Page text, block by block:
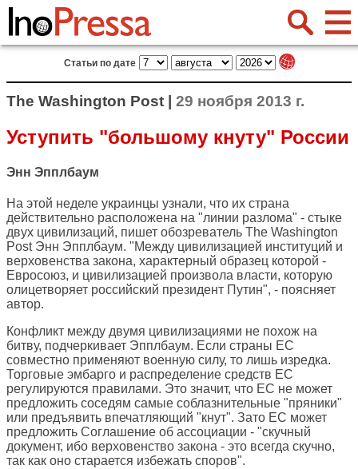
Статьи по дате
The Washington Post | 29 ноября 2013 г.
Уступить "большому кнуту" России
Энн Эпплбаум
На этой неделе украинцы узнали, что их страна
действительно расположена на "линии разлома" - стыке
двух цивилизаций, пишет обозреватель The Washington
PostЭнн Эпплбаум. "Между цивилизацией институций и
верховенства закона, характерный образец которой -
Евросоюз, и цивилизацией произвола власти, которую
олицетворяет российский президент Путин", - поясняет
автор.
Конфликт между двумя цивилизациями не похож на
битву, подчеркивает Эпплбаум. Если страны ЕС
совместно применяют военную силу, то лишь изредка.
Торговые эмбарго и распределение средств ЕС
регулируются правилами. Это значит, что ЕС не может
предложить соседям самые соблазнительные "пряники"
или предъявить впечатляющий "кнут". Зато ЕС может
предложить Соглашение об ассоциации - "скучный
документ, ибо верховенство закона - это всегда скучно,
так как оно старается избежать споров".